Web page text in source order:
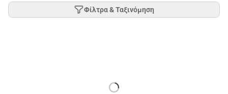
Φίλτρα & Ταξινόμηση